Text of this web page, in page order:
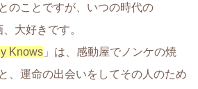
のことですが、いつの時代の
大好きです。
Knows 」は、感動屋でノンケの焼
、運命の出会いをしてその人のため